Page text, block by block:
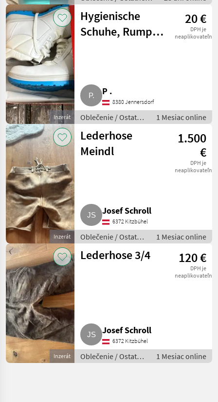
oblečenie
Inzerát
Hygienische
Schuhe, Rumpl
20 €
DPH je
neaplikovateľné
P .
8380 Jennersdorf
Oblečenie / Ostatné
oblečenie
1 Mesiac online
Inzerát
Lederhose
Meindl
1.500
€
DPH je
neaplikovateľné
Josef Schroll
6372 Kitzbühel
Oblečenie / Ostatné
oblečenie
1 Mesiac online
Inzerát
Lederhose 3/4 120 €
DPH je
neaplikovateľné
Josef Schroll
6372 Kitzbühel
Oblečenie / Ostatné
oblečenie
1 Mesiac online